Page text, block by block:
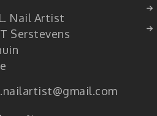
Nail Artist
Serstevens